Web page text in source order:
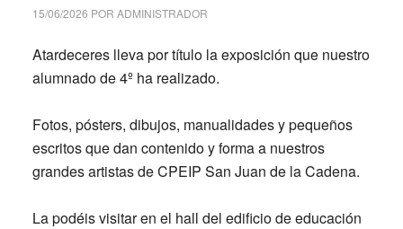
15/06/2026 POR ADMINISTRADOR
Atardeceres lleva por título la exposición que nuestro
alumnado de 4º ha realizado.
Fotos, pósters, dibujos, manualidades y pequeños
escritos que dan contenido y forma a nuestros
grandes artistas de CPEIP San Juan de la Cadena.
La podéis visitar en el hall del edificio de educación